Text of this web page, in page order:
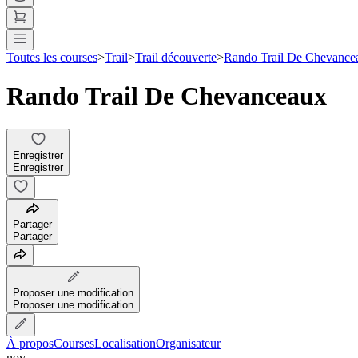
Toutes les courses>Trail>Trail découverte>Rando Trail De
Rando Trail De Chevanceaux
Enregistrer
Enregistrer
Partager
Partager
Proposer une modification
Proposer une modification
À proposCoursesLocalisationOrganisateur